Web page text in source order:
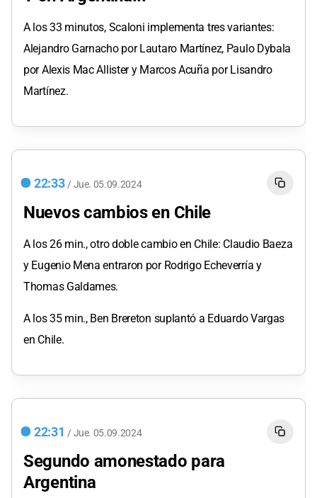
A los 33 minutos, Scaloni implementa tres variantes:
Alejandro Garnacho por Lautaro Martínez, Paulo Dybala
por Alexis Mac Allister y Marcos Acuña por Lisandro
Martínez.
22:33 / Jue. 05.09.2024
Nuevos cambios en Chile
A los 26 min., otro doble cambio en Chile: Claudio Baeza
y Eugenio Mena entraron por Rodrigo Echeverría y
Thomas Galdames.
A los 35 min., Ben Brereton suplantó a Eduardo Vargas
en Chile.
22:31 / Jue. 05.09.2024
Segundo amonestado para
Argentina